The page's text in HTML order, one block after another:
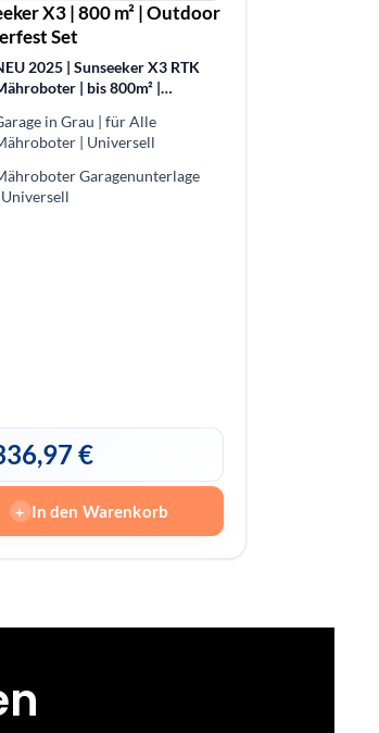
X3 | 800 m² | Outdoor
Set
2025 | Sunseeker X3 RTK
| bis 800m² |
Hinderniserkennung
in Grau | für Alle
| Universell
Garagenunterlage
€
+ In den Warenkorb